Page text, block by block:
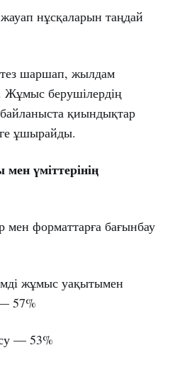
нұсқаларын таңдай
шаршап, жылдам
Жұмыс берушілердің
қиындықтар
ұшырайды.
үміттерінің
мен форматтарға бағынбау
жұмыс уақытымен
57%
— 53%